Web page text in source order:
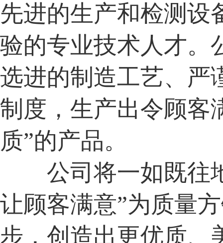
先进的生产和检测设
验的专业技术人才。
选进的制造工艺、严
制度，生产出令顾客
质”的产品。
公司将一如既往
让顾客满意”为质量
步，创造出更优质、